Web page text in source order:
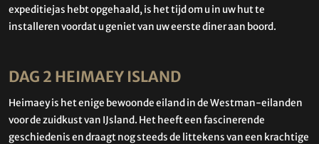
expeditiejas hebt opgehaald, is het tijd om u in uw hut te
installeren voordat u geniet van uw eerste diner aan boord.
DAG 2 HEIMAEY ISLAND
Heimaey is het enige bewoonde eiland in de Westman-eilanden
voor de zuidkust van IJsland. Het heeft een fascinerende
geschiedenis en draagt nog steeds de littekens van een krachtige